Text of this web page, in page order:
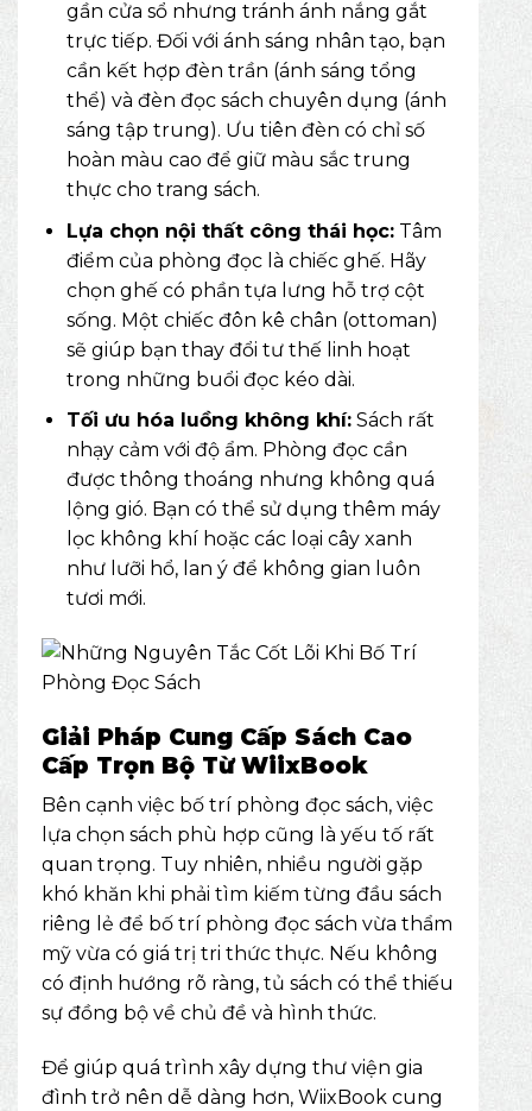
gần cửa sổ nhưng tránh ánh nắng gắt
trực tiếp. Đối với ánh sáng nhân tạo, bạn
cần kết hợp đèn trần (ánh sáng tổng
thể) và đèn đọc sách chuyên dụng (ánh
sáng tập trung). Ưu tiên đèn có chỉ số
hoàn màu cao để giữ màu sắc trung
thực cho trang sách.
Lựa chọn nội thất công thái học:Tâm
điểm của phòng đọc là chiếc ghế. Hãy
chọn ghế có phần tựa lưng hỗ trợ cột
sống. Một chiếc đôn kê chân (ottoman)
sẽ giúp bạn thay đổi tư thế linh hoạt
trong những buổi đọc kéo dài.
Tối ưu hóa luồng không khí:Sách rất
nhạy cảm với độ ẩm. Phòng đọc cần
được thông thoáng nhưng không quá
lộng gió. Bạn có thể sử dụng thêm máy
lọc không khí hoặc các loại cây xanh
như lưỡi hổ, lan ý để không gian luôn
tươi mới.
Giải Pháp Cung Cấp Sách Cao
Cấp Trọn Bộ Từ WiixBook
Bên cạnh việc bố trí phòng đọc sách, việc
lựa chọn sách phù hợp cũng là yếu tố rất
quan trọng. Tuy nhiên, nhiều người gặp
khó khăn khi phải tìm kiếm từng đầu sách
riêng lẻ để bố trí phòng đọc sách vừa thẩm
mỹ vừa có giá trị tri thức thực. Nếu không
có định hướng rõ ràng, tủ sách có thể thiếu
sự đồng bộ về chủ đề và hình thức.
Để giúp quá trình xây dựng thư viện gia
đình trở nên dễ dàng hơn, WiixBook cung